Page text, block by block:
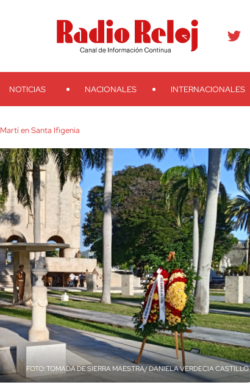
TelegramTeveo Ivoox RSS Search
NOTICIAS NACIONALES INTERNACIONALES
en Santa Ifigenia
TOMADA DE SIERRA MAESTRA/ DANIELA VERDECIA CASTILLO